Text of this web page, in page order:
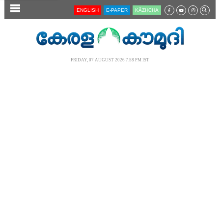
SECTIONS ENGLISH E-PAPER KĀZHCHA
FRIDAY, 07 AUGUST 2026 7.58 PM IST